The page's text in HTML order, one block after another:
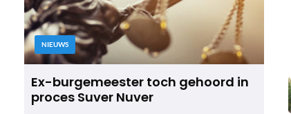
NIEUWS
Ex-burgemeester toch gehoord in
proces Suver Nuver